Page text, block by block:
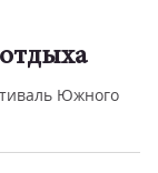
Южного